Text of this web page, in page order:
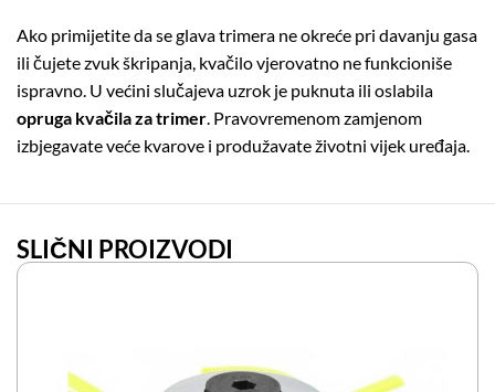
Ako primijetite da se glava trimera ne okreće pri davanju gasa
ili čujete zvuk škripanja, kvačilo vjerovatno ne funkcioniše
ispravno. U većini slučajeva uzrok je puknuta ili oslabila
opruga kvačila za trimer. Pravovremenom zamjenom
izbjegavate veće kvarove i produžavate životni vijek uređaja.
SLIČNI PROIZVODI